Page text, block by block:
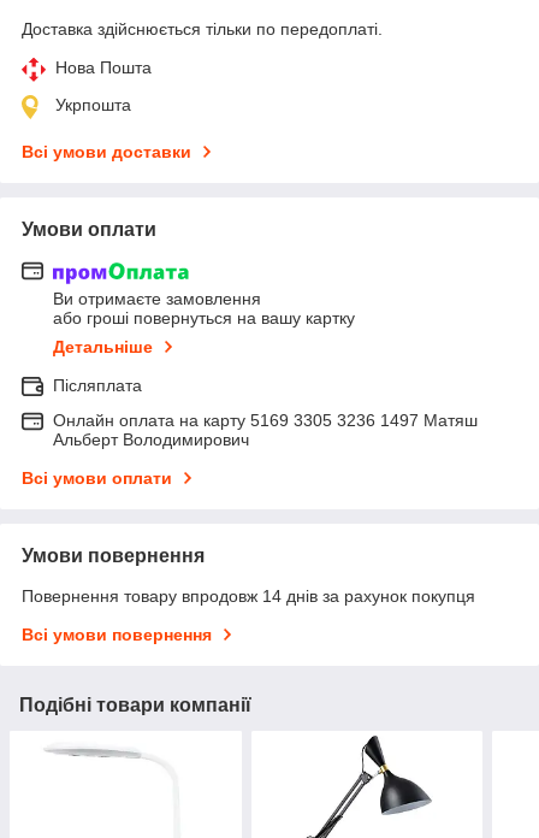
Доставка здійснюється тільки по передоплаті.
Нова Пошта
Укрпошта
Всі умови доставки
Умови оплати
Ви отримаєте замовлення
або гроші повернуться на вашу картку
Детальніше
Післяплата
Онлайн оплата на карту 5169 3305 3236 1497 Матяш
Альберт Володимирович
Всі умови оплати
Умови повернення
Повернення товару впродовж 14 днів за рахунок покупця
Всі умови повернення
Подібні товари компанії